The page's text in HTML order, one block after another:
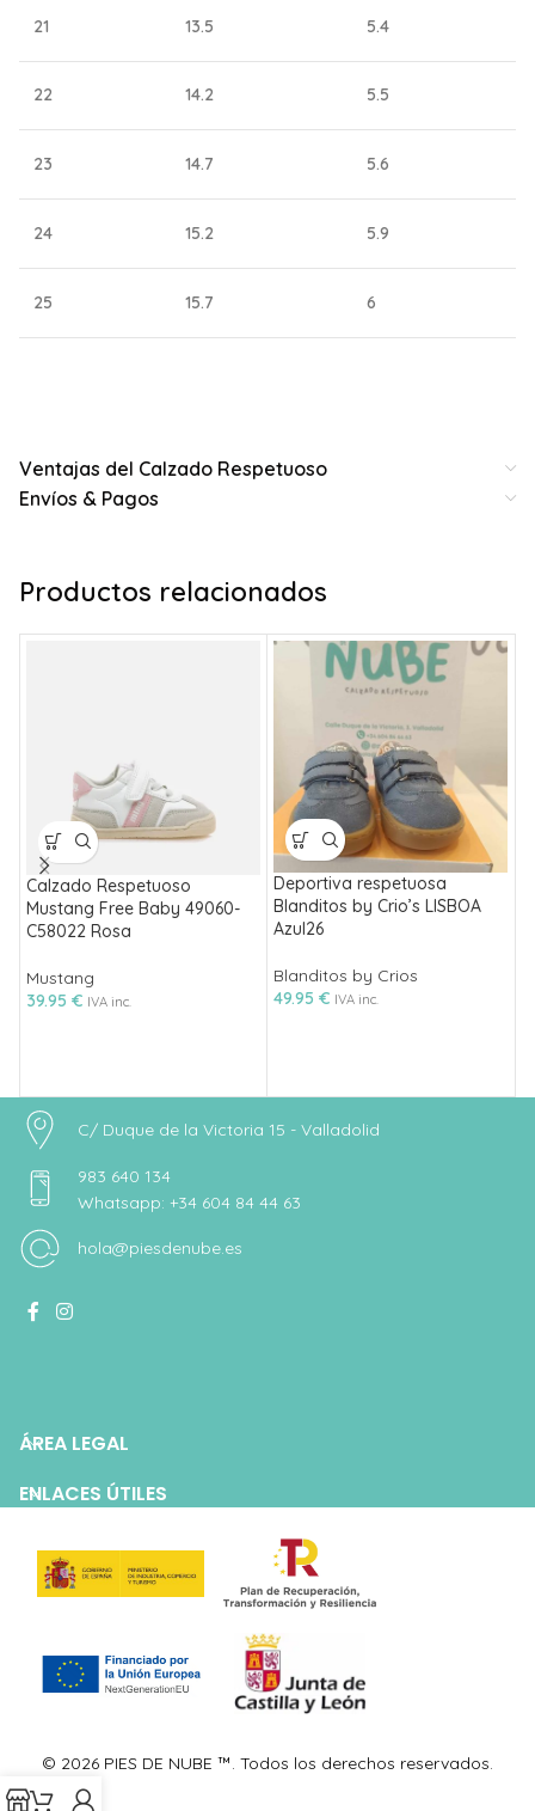
21 13.5 5.4
22 14.2 5.5
23 14.7 5.6
24 15.2 5.9
25 15.7 6
Ventajas del Calzado Respetuoso
Envíos & Pagos
Productos relacionados
Calzado Respetuoso
Mustang Free Baby 49060-
C58022 Rosa
Mustang
39.95 € IVA inc.
Deportiva respetuosa
Blanditos by Crio’s LISBOA
Azul26
Blanditos by Crios
49.95 € IVA inc.
C/ Duque de la Victoria 15 - Valladolid
983 640 134
Whatsapp: +34 604 84 44 63
hola@piesdenube.es
ÁREA LEGAL
ENLACES ÚTILES
© 2026 PIES DE NUBE ™. Todos los derechos reservados.